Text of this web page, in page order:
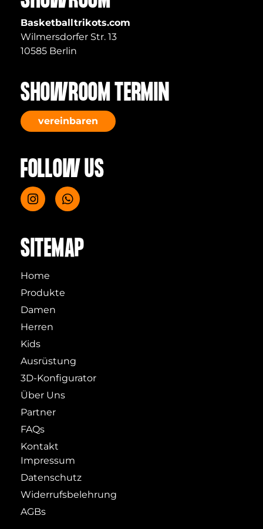
Basketballtrikots.com
Wilmersdorfer Str. 13
10585 Berlin
SHOWROOM TERMIN
vereinbaren
FOLLOW US
SITEMAP
Home
Produkte
Damen
Herren
Kids
Ausrüstung
3D-Konfigurator
Über Uns
Partner
FAQs
Kontakt
Impressum
Datenschutz
Widerrufsbelehrung
AGBs